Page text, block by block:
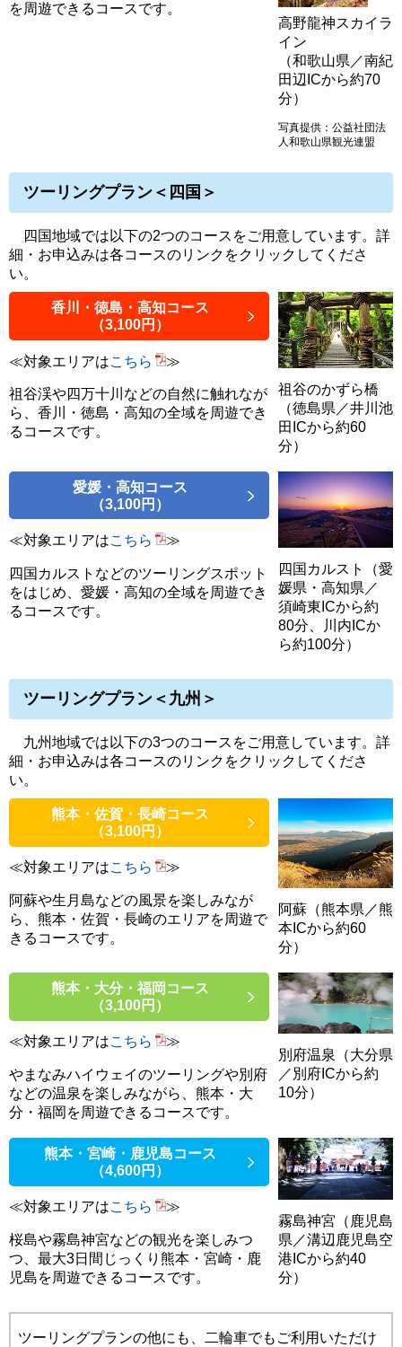
高野龍神スカイラ
イン
（和歌山県／南紀
田辺ICから約70
分）
写真提供：公益社団法
人和歌山県観光連盟
を周遊できるコースです。
ツーリングプラン＜四国＞
四国地域では以下の2つのコースをご用意しています。詳
細・お申込みは各コースのリンクをクリックしてくださ
い。
祖谷のかずら橋
（徳島県／井川池
田ICから約60
分）
香川・徳島・高知コース
（3,100円）
≪対象エリアはこちら ≫
祖谷渓や四万十川などの自然に触れなが
ら、香川・徳島・高知の全域を周遊でき
るコースです。
四国カルスト（愛
媛県・高知県／
須崎東ICから約
80分、川内ICか
ら約100分）
愛媛・高知コース
（3,100円）
≪対象エリアはこちら ≫
四国カルストなどのツーリングスポット
をはじめ、愛媛・高知の全域を周遊でき
るコースです。
ツーリングプラン＜九州＞
九州地域では以下の3つのコースをご用意しています。詳
細・お申込みは各コースのリンクをクリックしてくださ
い。
阿蘇（熊本県／熊
本ICから約60
分）
熊本・佐賀・長崎コース
（3,100円）
≪対象エリアはこちら ≫
阿蘇や生月島などの風景を楽しみなが
ら、熊本・佐賀・長崎のエリアを周遊で
きるコースです。
別府温泉（大分県
／別府ICから約
10分）
熊本・大分・福岡コース
（3,100円）
≪対象エリアはこちら ≫
やまなみハイウェイのツーリングや別府
などの温泉を楽しみながら、熊本・大
分・福岡を周遊できるコースです。
霧島神宮（鹿児島
県／溝辺鹿児島空
港ICから約40
分）
熊本・宮崎・鹿児島コース
（4,600円）
≪対象エリアはこちら ≫
桜島や霧島神宮などの観光を楽しみつ
つ、最大3日間じっくり熊本・宮崎・鹿
児島を周遊できるコースです。
ツーリングプランの他にも、二輪車でもご利用いただけ